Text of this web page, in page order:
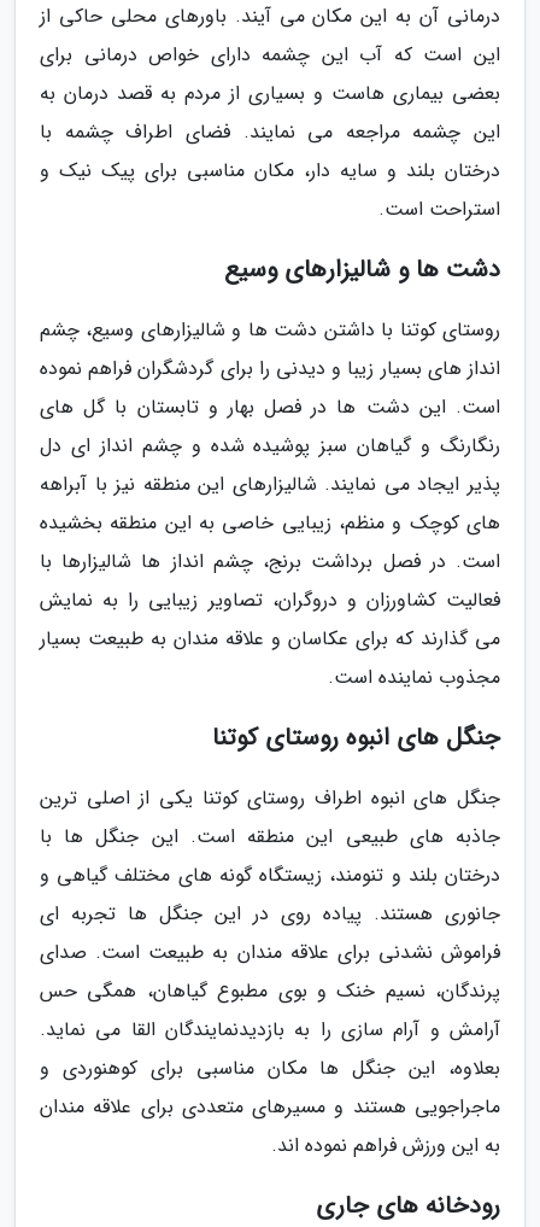
درمانی آن به این مکان می آیند. باورهای محلی حاکی از
این است که آب این چشمه دارای خواص درمانی برای
بعضی بیماری هاست و بسیاری از مردم به قصد درمان به
این چشمه مراجعه می نمایند. فضای اطراف چشمه با
درختان بلند و سایه دار، مکان مناسبی برای پیک نیک و
استراحت است.
دشت ها و شالیزارهای وسیع
روستای کوتنا با داشتن دشت ها و شالیزارهای وسیع، چشم
انداز های بسیار زیبا و دیدنی را برای گردشگران فراهم نموده
است. این دشت ها در فصل بهار و تابستان با گل های
رنگارنگ و گیاهان سبز پوشیده شده و چشم انداز ای دل
پذیر ایجاد می نمایند. شالیزارهای این منطقه نیز با آبراهه
های کوچک و منظم، زیبایی خاصی به این منطقه بخشیده
است. در فصل برداشت برنج، چشم انداز ها شالیزارها با
فعالیت کشاورزان و دروگران، تصاویر زیبایی را به نمایش
می گذارند که برای عکاسان و علاقه مندان به طبیعت بسیار
مجذوب نماینده است.
جنگل های انبوه روستای کوتنا
جنگل های انبوه اطراف روستای کوتنا یکی از اصلی ترین
جاذبه های طبیعی این منطقه است. این جنگل ها با
درختان بلند و تنومند، زیستگاه گونه های مختلف گیاهی و
جانوری هستند. پیاده روی در این جنگل ها تجربه ای
فراموش نشدنی برای علاقه مندان به طبیعت است. صدای
پرندگان، نسیم خنک و بوی مطبوع گیاهان، همگی حس
آرامش و آرام سازی را به بازدیدنمایندگان القا می نماید.
بعلاوه، این جنگل ها مکان مناسبی برای کوهنوردی و
ماجراجویی هستند و مسیرهای متعددی برای علاقه مندان
به این ورزش فراهم نموده اند.
رودخانه های جاری